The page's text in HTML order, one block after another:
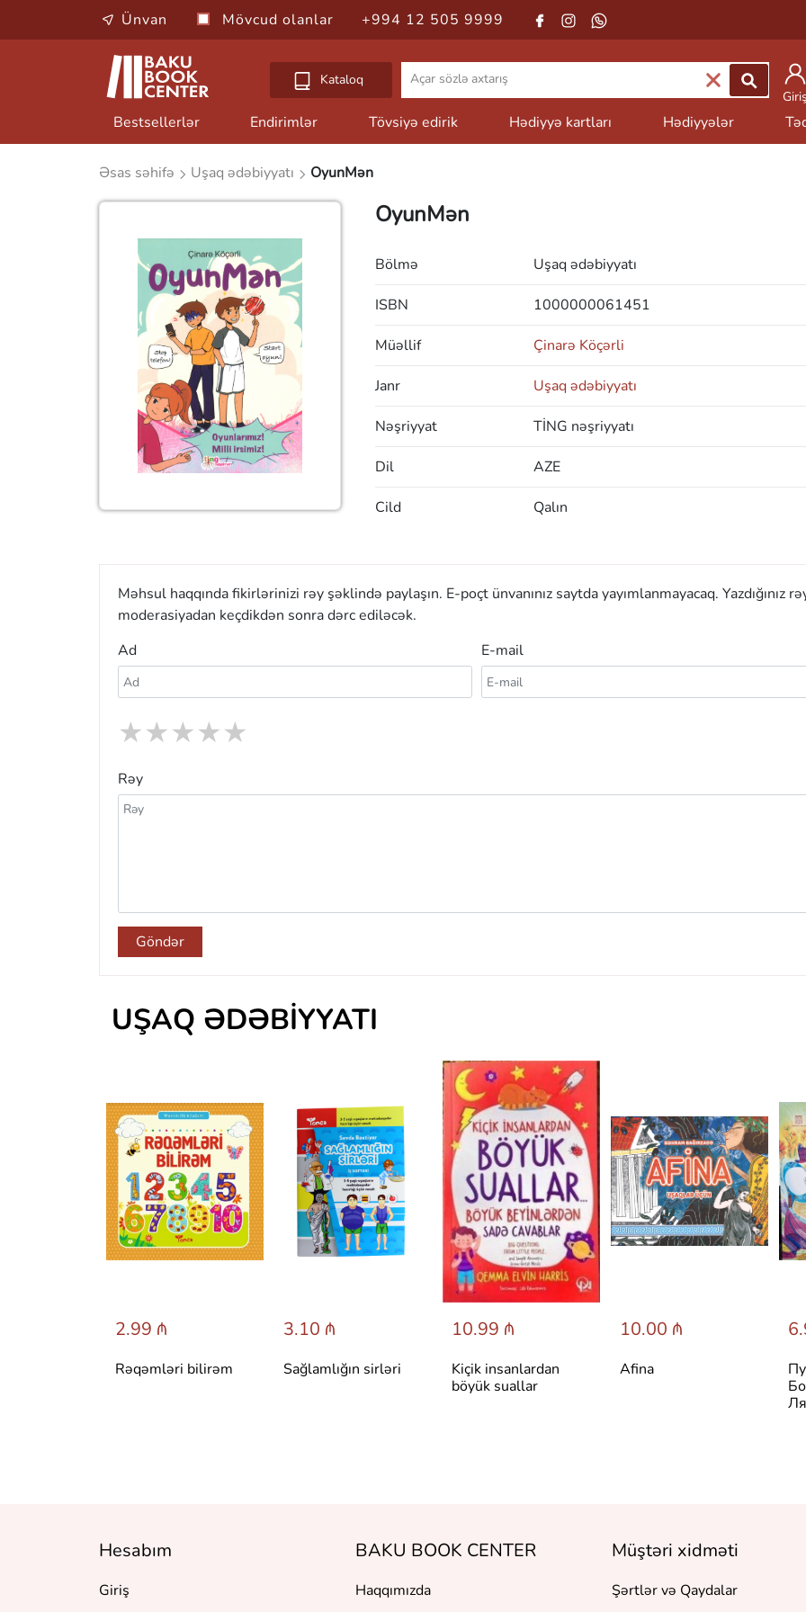
Ünvan Mövcud olanlar +994 12 505 9999
Kataloq
Bestsellerlər Endirimlər Tövsiyə edirik Hədiyyə kartları Hədiyyələr
Əsas səhifə Uşaq ədəbiyyatı OyunMən
OyunMən
Bölmə Uşaq ədəbiyyatı
ISBN 1000000061451
Müəllif Çinarə Köçərli
Janr Uşaq ədəbiyyatı
Nəşriyyat TİNG nəşriyyatı
Dil AZE
Cild Qalın
Məhsul haqqında fikirlərinizi rəy şəklində paylaşın. E-poçt ünvanınız saytda yayımlanmayacaq. Yazdığınız
moderasiyadan keçdikdən sonra dərc ediləcək.
Ad
E-mail
★
★
★
★
★
Rəy
Göndər
UŞAQ ƏDƏBIYYATI
2.99 ₼
Rəqəmləri bilirəm
3.10 ₼
Sağlamlığın sirləri
10.99 ₼
Kiçik insanlardan
böyük suallar
10.00 ₼
Afina
Hesabım
Giriş
BAKU BOOK CENTER
Haqqımızda
Müştəri xidməti
Şərtlər və Qaydalar